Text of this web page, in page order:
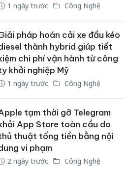
1 ngày trước Công Nghệ
pháp hoán cải xe đầu kéo
thành hybrid giúp tiết
chi phí vận hành từ công
khởi nghiệp Mỹ
1 ngày trước Công Nghệ
tạm thời gỡ Telegram
App Store toàn cầu do
thuật tống tiền bằng nội
vi phạm
2 ngày trước Công Nghệ